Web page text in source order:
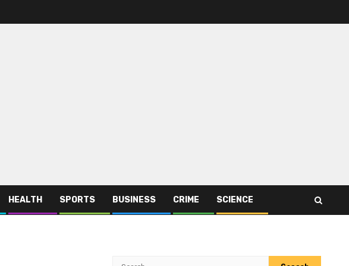
HEALTH SPORTS BUSINESS CRIME SCIENCE
Search